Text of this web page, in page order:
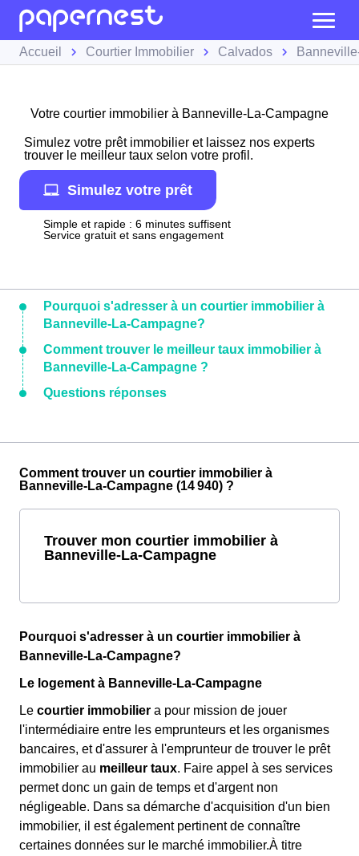
Accueil Courtier Immobilier Calvados
Votre courtier immobilier à Banneville-La-Campagne
Simulez votre prêt immobilier et laissez nos experts
trouver le meilleur taux selon votre profil.
Simulez votre prêt
Simple et rapide : 6 minutes suffisent
Service gratuit et sans engagement
Pourquoi s'adresser à un courtier immobilier à
Banneville-La-Campagne?
Comment trouver le meilleur taux immobilier à
Banneville-La-Campagne ?
Questions réponses
Comment trouver un courtier immobilier à
Banneville-La-Campagne (14 940) ?
Trouver mon courtier immobilier à
Banneville-La-Campagne
Pourquoi s'adresser à un courtier immobilier à
Banneville-La-Campagne?
Le logement à Banneville-La-Campagne
Le courtier immobilier a pour mission de jouer
l'intermédiaire entre les emprunteurs et les organismes
bancaires, et d'assurer à l'emprunteur de trouver le prêt
immobilier au meilleur taux. Faire appel à ses services
permet donc un gain de temps et d'argent non
négligeable. Dans sa démarche d'acquisition d'un bien
immobilier, il est également pertinent de connaître
certaines données sur le marché immobilier.À titre